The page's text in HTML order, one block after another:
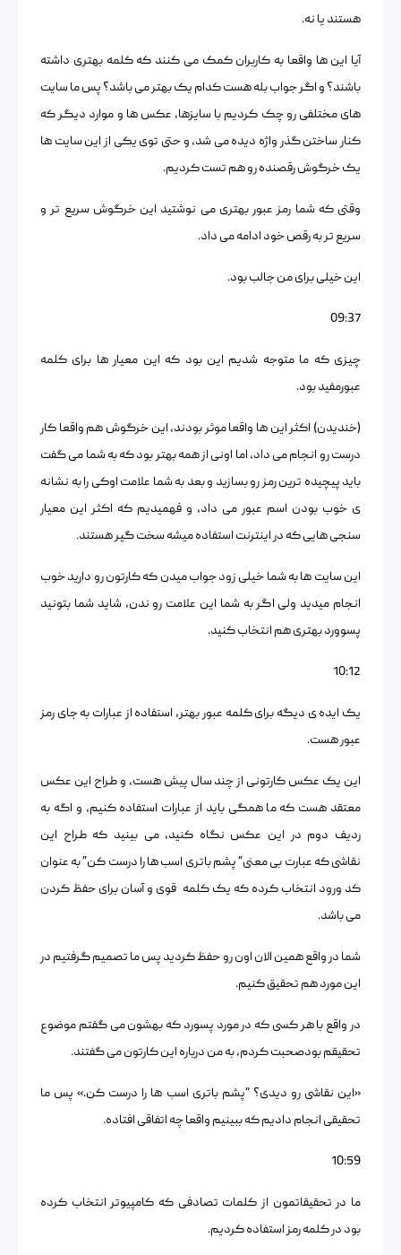
هستند یا نه.
آیا این ها واقعا به کاربران کمک می کنند که کلمه بهتری داشته
باشند؟ و اگر جواب بله هست کدام یک بهتر می باشد؟ پس ما سایت
های مختلفی رو چک کردیم با سایزها، عکس ها و موارد دیگر که
کنار ساختن گذر واژه دیده می شد، و حتی توی یکی از این سایت ها
یک خرگوش رقصنده رو هم تست کردیم.
وقتی که شما رمز عبور بهتری می نوشتید این خرگوش سریع تر و
سریع تر به رقص خود ادامه می داد.
این خیلی برای من جالب بود.
09:37
چیزی که ما متوجه شدیم این بود که این معیار ها برای کلمه
عبورمفید بود.
(خندیدن) اکثر این ها واقعا موثر بودند، این خرگوش هم واقعا کار
درست رو انجام می داد، اما اونی از همه بهتر بود که به شما می گفت
باید پیچیده ترین رمز رو بسازید و بعد به شما علامت اوکی را به نشانه
ی خوب بودن اسم عبور می داد، و فهمیدیم که اکثر این معیار
سنجی هایی که در اینترنت استفاده میشه سخت گیر هستند.
این سایت ها به شما خیلی زود جواب میدن که کارتون رو دارید خوب
انجام میدید ولی اگر به شما این علامت رو ندن، شاید شما بتونید
پسوورد بهتری هم انتخاب کنید.
10:12
یک ایده ی دیگه برای کلمه عبور بهتر، استفاده از عبارات به جای رمز
عبور هست.
این یک عکس کارتونی از چند سال پیش هست، و طراح این عکس
معتقد هست که ما همگی باید از عبارات استفاده کنیم، و اگه به
ردیف دوم در این عکس نگاه کنید، می بینید که طراح این
نقاشی که عبارت بی معنی” پشم باتری اسب ها را درست کن” به عنوان
کد ورود انتخاب کرده که یک کلمه قوی و آسان برای حفظ کردن
می باشد.
شما در واقع همین الان اون رو حفظ کردید پس ما تصمیم گرفتیم در
این مورد هم تحقیق کنیم.
در واقع با هر کسی که در مورد پسورد که بهشون می گفتم موضوع
تحقیقم بودصحبت کردم، به من درباره این کارتون می گفتند.
«این نقاشی رو دیدی؟ “پشم باتری اسب ها را درست کن.» پس ما
تحقیقی انجام دادیم که ببینیم واقعا چه اتفاقی افتاده.
10:59
ما در تحقیقاتمون از کلمات تصادفی که کامپیوتر انتخاب کرده
بود در کلمه رمز استفاده کردیم.